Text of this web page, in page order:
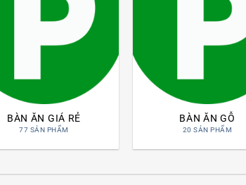
BÀN ĂN GIÁ RẺ
77 SẢN PHẨM
BÀN ĂN GỖ
20 SẢN PHẨM